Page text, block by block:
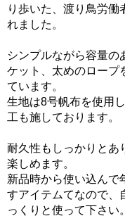
り歩いた、渡り鳥労働
れました。
シンプルながら容量の
ケット、太めのロープ
ています。
生地は8号帆布を使用
工も施しております。
耐久性もしっかりとあ
楽しめます。
新品時から使い込んで
すアイテムてなので、
っくりと使って下さい。